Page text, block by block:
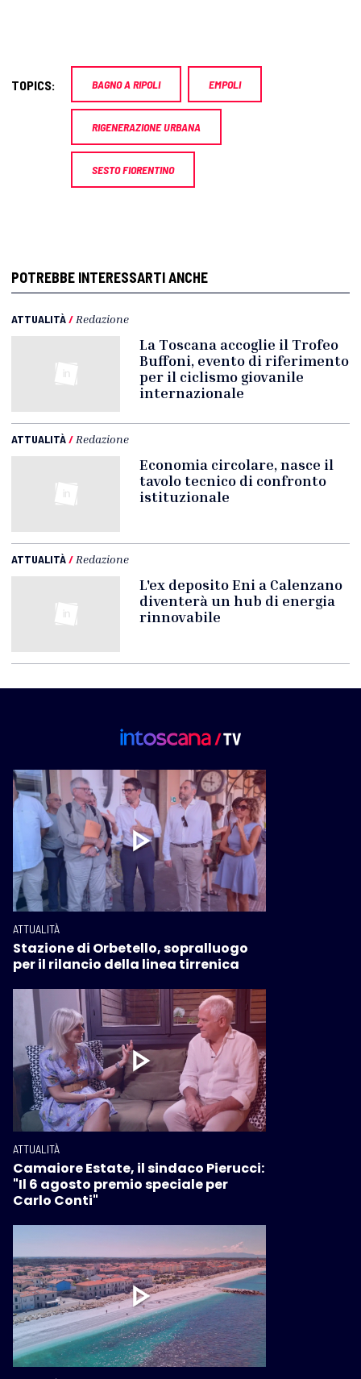
TOPICS: BAGNO A RIPOLI EMPOLI
RIGENERAZIONE URBANA
SESTO FIORENTINO
POTREBBE INTERESSARTI ANCHE
ATTUALITÀ/ Redazione
La Toscana accoglie il Trofeo
Buffoni, evento di riferimento
per il ciclismo giovanile
internazionale
ATTUALITÀ/ Redazione
Economia circolare, nasce il
tavolo tecnico di confronto
istituzionale
ATTUALITÀ/ Redazione
L'ex deposito Eni a Calenzano
diventerà un hub di energia
rinnovabile
ATTUALITÀ
Stazione di Orbetello, sopralluogo
per il rilancio della linea tirrenica
ATTUALITÀ
Camaiore Estate, il sindaco Pierucci:
"Il 6 agosto premio speciale per
Carlo Conti"